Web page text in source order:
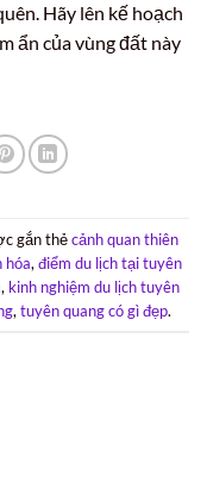
Hãy lên kế hoạch
ẩn của vùng đất này
gắn thẻcảnh quan thiên
hóa, điểm du lịch tại tuyên
, kinh nghiệm du lịch tuyên
, tuyên quang có gì đẹp.